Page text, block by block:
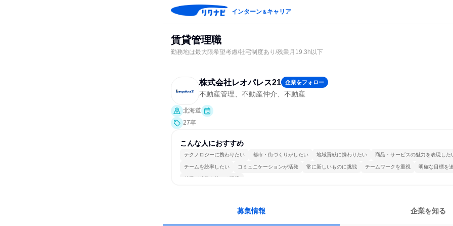
インターン＆キャリア
賃貸管理職
勤務地は最大限希望考慮/社宅制度あり/残業月19.3h以下
株式会社レオパレス21 企業をフォロー
不動産管理、不動産仲介、不動産
北海道
27卒
こんな人におすすめ
テクノロジーに携わりたい 都市・街づくりがしたい 地域貢献に携わりたい 商品・サービスの魅力を表現した
チームを統率したい コミュニケーションが活発 常に新しいものに挑戦 チームワークを重視 明確な目標を
若手が裁量を持てる環境
募集情報 企業を知る